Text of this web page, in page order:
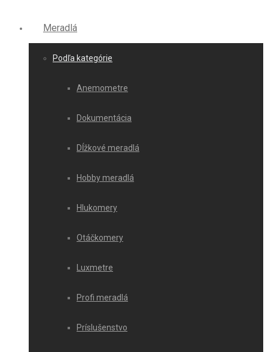
Meradlá
Podľa kategórie
Anemometre
Dokumentácia
Dĺžkové meradlá
Hobby meradlá
Hlukomery
Otáčkomery
Luxmetre
Profi meradlá
Príslušenstvo